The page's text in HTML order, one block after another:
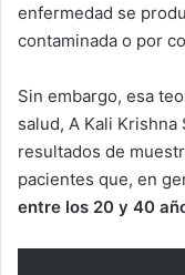
enfermedad se
contaminada o por
Sin embargo, esa
salud, A Kali
resultados de
pacientes que, en
entre los 20 y 40